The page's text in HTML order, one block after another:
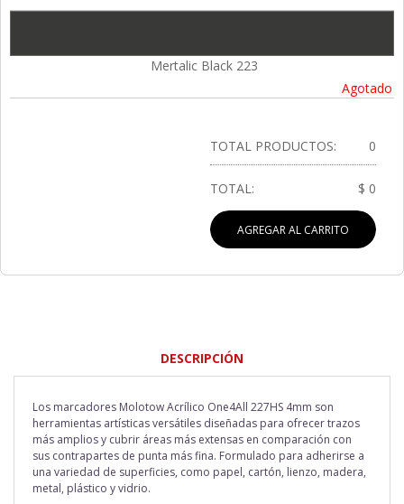
Mertalic Black 223
Agotado
TOTAL PRODUCTOS: 0
TOTAL: $ 0
AGREGAR AL CARRITO
DESCRIPCIÓN
Los marcadores Molotow Acrílico One4All 227HS 4mm son
herramientas artísticas versátiles diseñadas para ofrecer trazos
más amplios y cubrir áreas más extensas en comparación con
sus contrapartes de punta más fina. Formulado para adherirse a
una variedad de superficies, como papel, cartón, lienzo, madera,
metal, plástico y vidrio.